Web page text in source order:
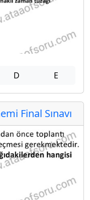
D E
Final Sınavı